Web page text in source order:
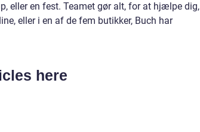
eller en fest. Teamet gør alt, for at hjælpe dig,
eller i en af de fem butikker, Buch har
here